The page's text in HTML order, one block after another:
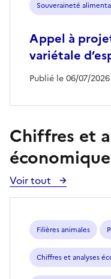
Souveraineté
Appel à
variétale
Publié le 06/07/2026
Chiffres et
Voir tout
Voir
toutes
publications
Filières animales
Chiffres et analyses